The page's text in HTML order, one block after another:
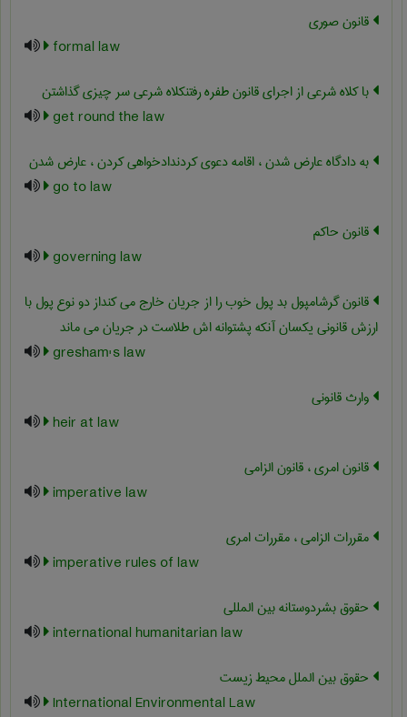
قانون صوری
formal law
با کلاه شرعی از اجرای قانون طفره رفتنکلاه شرعی سر چیزی گذاشتن
get round the law
به دادگاه عارض شدن ، اقامه دعوی کردندادخواهی کردن ، عارض شدن
go to law
قانون حاکم
governing law
قانون گرشامپول بد پول خوب را از جریان خارج می کنداز دو نوع پول با
ارزش قانونی یکسان آنکه پشتوانه اش طلاست در جریان می ماند
gresham's law
وارث قانونی
heir at law
قانون امری ، قانون الزامی
imperative law
مقررات الزامی ، مقررات امری
imperative rules of law
حقوق بشردوستانه بین المللی
international humanitarian law
حقوق بین الملل محیط زیست
International Environmental Law